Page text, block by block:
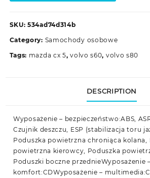
SKU: 534ad74d314b
Category: Samochody osobowe
Tags: mazda cx 5,volvo s60, volvo s80
DESCRIPTION
Wyposażenie – bezpieczeństwo:ABS,
Czujnik deszczu, ESP (stabilizacja toru
Poduszka powietrzna chroniąca kolana,
powietrzna kierowcy, Poduszka
Poduszki boczne przednieWyposażenie –
komfort:CDWyposażenie –